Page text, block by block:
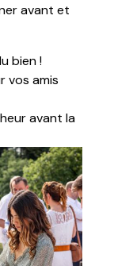
avant et
bien !
vos amis
avant la